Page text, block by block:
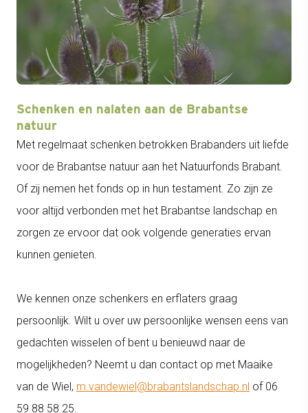
Schenken en nalaten aan de Brabantse
natuur
Met regelmaat schenken betrokken Brabanders uit liefde
voor de Brabantse natuur aan het Natuurfonds Brabant.
Of zij nemen het fonds op in hun testament. Zo zijn ze
voor altijd verbonden met het Brabantse landschap en
zorgen ze ervoor dat ook volgende generaties ervan
kunnen genieten.
We kennen onze schenkers en erflaters graag
persoonlijk. Wilt u over uw persoonlijke wensen eens van
gedachten wisselen of bent u benieuwd naar de
mogelijkheden? Neemt u dan contact op met Maaike
van de Wiel, m.vandewiel@brabantslandschap.nl of 06
59 88 58 25.